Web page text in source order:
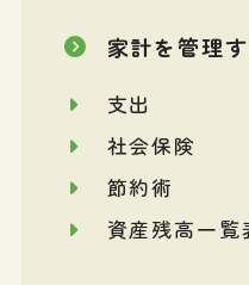
家計を管理す
支出
社会保険
節約術
資産残高一覧